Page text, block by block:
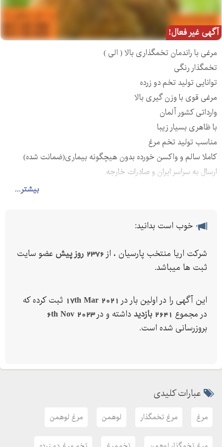
آگهی غیر فعال!
بیشتر...
مرغی با راندمان تخمگذاری بالا ( الی )
تخمگذار رنگی
توانایی تولید تخم دو زرده
مرغی قوی با وزن گیری بالا
وارداتی کشور آلمان
با ظاهری بسیار زیبا
مناسب تولید تخم مرغ
کاملا سالم و واکسن خورده بدون هیچگونه بیماری(ضمانت شده)
ارسال به سراسر ایران و صادرات خارجه
شرکت آریا منتخب پارسیان ارتباط برقرار کنید.
------------------------------------------------
کارشناس فروش /
کارشناس فروش /
دفتر فروش /
کارشناس فروش /
------------------------------------------------
خوب است بدانید:
شرکت اریا منتخب پارسیان ، از 2376 روز پیش
عضو سایت
ثبت ها میباشد.
این آگهی را در اولین بار در 17th Mar 2021 ثبت کرده که
در مجموع 2641 بازدید داشته و در6th Nov 2023
بروزرسانی شده است.
عبارات کلیدی
مرغ مرغ تخمگذار لوهمن مرغ لوهمن